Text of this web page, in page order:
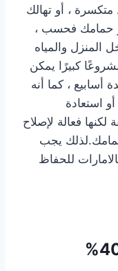
، أو تهالك
حمامك فحسب ،
المنزل والمياه
كبيرًا يمكن
، كما أنه
استعادة
فعالة لإصلاح
يجب
للحفاظ